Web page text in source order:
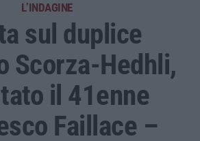
L’INDAGINE
sul duplice
Scorza-Hedhli,
il 41enne
Faillace –